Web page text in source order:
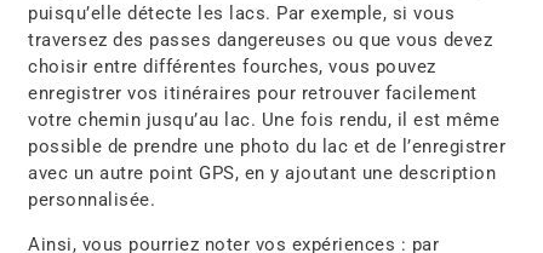
puisqu’elle détecte les lacs. Par exemple, si vous
traversez des passes dangereuses ou que vous devez
choisir entre différentes fourches, vous pouvez
enregistrer vos itinéraires pour retrouver facilement
votre chemin jusqu’au lac. Une fois rendu, il est même
possible de prendre une photo du lac et de l’enregistrer
avec un autre point GPS, en y ajoutant une description
personnalisée.
Ainsi, vous pourriez noter vos expériences : par